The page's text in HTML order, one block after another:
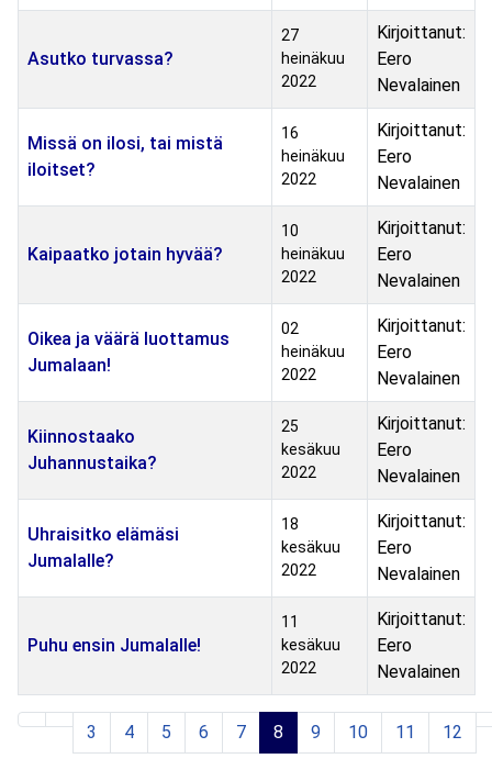
Artikkelit
Asutko turvassa?
27
heinäkuu
2022
Kirjoittanut:
Eero
Nevalainen
Missä on ilosi, tai mistä
iloitset?
16
heinäkuu
2022
Kirjoittanut:
Eero
Nevalainen
Kaipaatko jotain hyvää?
10
heinäkuu
2022
Kirjoittanut:
Eero
Nevalainen
Oikea ja väärä luottamus
Jumalaan!
02
heinäkuu
2022
Kirjoittanut:
Eero
Nevalainen
Kiinnostaako
Juhannustaika?
25
kesäkuu
2022
Kirjoittanut:
Eero
Nevalainen
Uhraisitko elämäsi
Jumalalle?
18
kesäkuu
2022
Kirjoittanut:
Eero
Nevalainen
Puhu ensin Jumalalle!
11
kesäkuu
2022
Kirjoittanut:
Eero
Nevalainen
Sivu 8 / 22
3 4 5 6 7 8 9 10 11 12